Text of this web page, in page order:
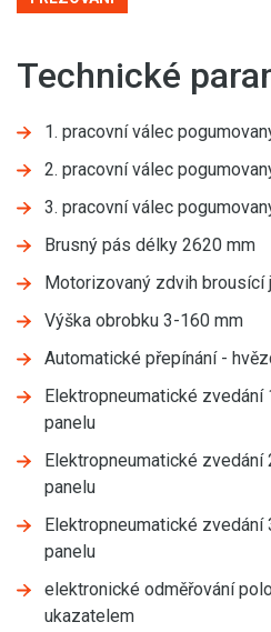
Technické
1. pracovní válec
2. pracovní válec
3. pracovní válec
Brusný pás délky 2620 mm
Motorizovaný zdvih brousící
Výška obrobku 3-160 mm
Automatické přepínání -
Elektropneumatické zvedání
panelu
Elektropneumatické zvedání
panelu
Elektropneumatické zvedání
panelu
elektronické odměřování
ukazatelem